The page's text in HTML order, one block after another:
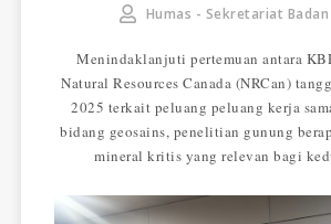
Humas - Sekretariat
Menindaklanjuti pertemuan antara
Natural Resources Canada (NRCan)
2025 terkait peluang peluang kerja
bidang geosains, penelitian gunung
mineral kritis yang relevan bagi